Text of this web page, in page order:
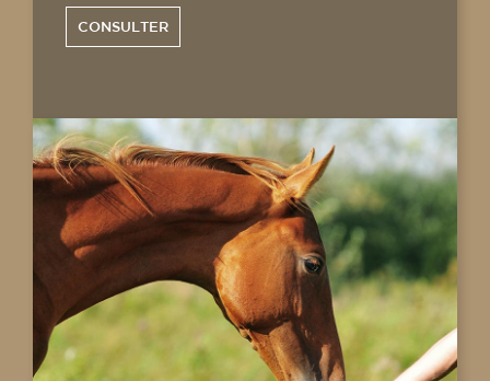
CONSULTER